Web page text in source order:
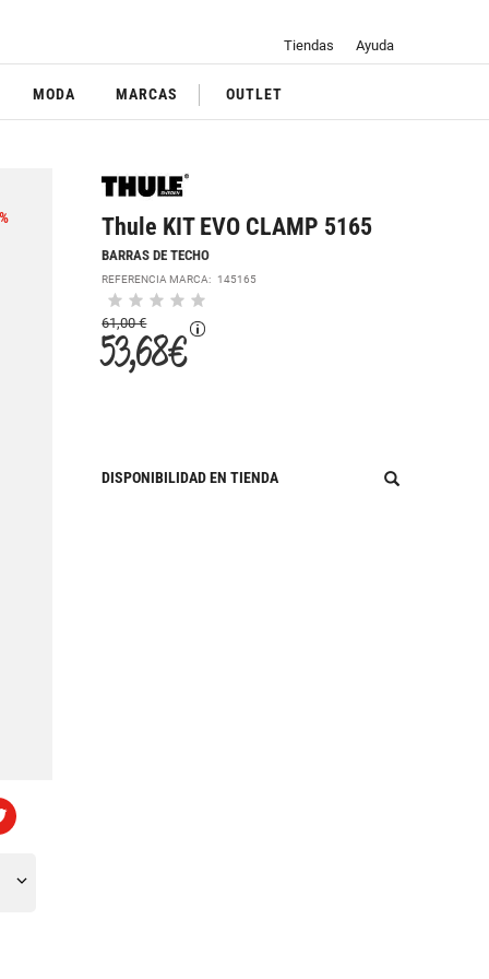
Tiendas Ayuda
MODA MARCAS OUTLET
Thule KIT EVO CLAMP 5165
BARRAS DE TECHO
REFERENCIA MARCA: 145165
61,00 €
53,68 €
DISPONIBILIDAD EN TIENDA
%